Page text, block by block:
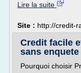
Lire la suite
Site : http://credit-
Credit facile
sans enquete
Pourquoi choisir